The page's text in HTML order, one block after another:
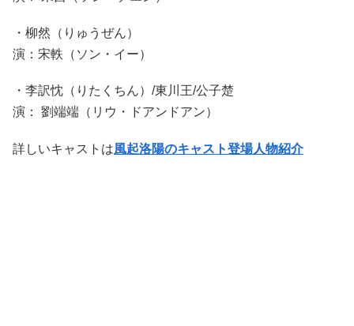
・柳然（りゅうぜん）
演：宋軼（ソン・イー）
・李訳忱（りたくちん）/東川王/公子楚
演： 劉端端（リウ・ドアンドアン）
詳しいキャストは風起洛陽のキャスト登場人物紹介